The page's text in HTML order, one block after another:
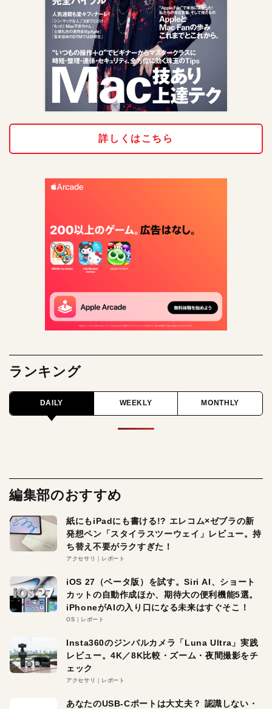
詳しくはこちら
ランキング
DAILY WEEKLY MONTHLY
編集部のおすすめ
紙にもiPadにも書ける!? エレコム×ゼブラの新
発想ペン「スタイラスツーウェイ」レビュー。持
ち替え不要がラクすぎた！
アクセサリ レポート
iOS 27（ベータ版）を試す。Siri AI、ショート
カットの自動作成ほか、期待大の便利機能5選。
iPhoneがAIの入り口になる未来はすぐそこ！
OS レポート
Insta360のジンバルカメラ「Luna Ultra」実践
レビュー。4K／8K比較・ズーム・夜間撮影をチ
ェック
アクセサリ レポート
あなたのUSB-Cポートは大丈夫？ 認識しない・